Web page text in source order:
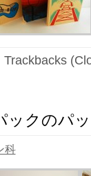
Trackbacks
クのパ
科